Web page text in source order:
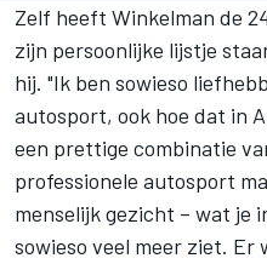
Zelf heeft Winkelman de
zijn persoonlijke lijstje
hij. "Ik ben sowieso
autosport, ook hoe dat in
een prettige combinatie
professionele autosport
menselijk gezicht – wat je
sowieso veel meer ziet.